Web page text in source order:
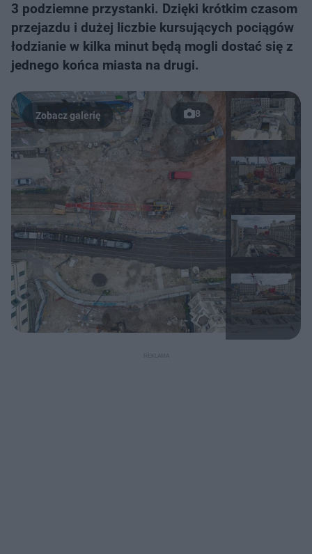
3 podziemne przystanki. Dzięki krótkim czasom
przejazdu i dużej liczbie kursujących pociągów
łodzianie w kilka minut będą mogli dostać się z
jednego końca miasta na drugi.
8